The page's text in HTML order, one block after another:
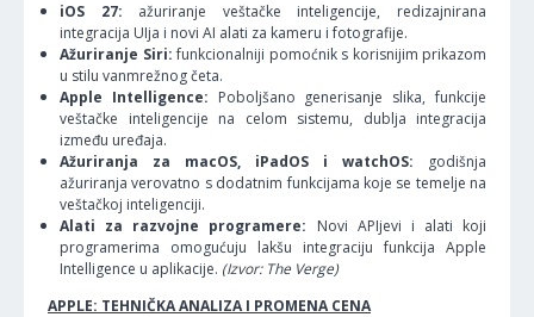
iOS 27: ažuriranje veštačke inteligencije, redizajnirana
integracija UIja i novi AI alati za kameru i fotografije.
Ažuriranje Siri:funkcionalniji pomoćnik s korisnijim prikazom
u stilu vanmrežnog četa.
Apple Intelligence: Poboljšano generisanje slika, funkcije
veštačke inteligencije na celom sistemu, dublja integracija
između uređaja.
Ažuriranja za macOS, iPadOS i watchOS:
godišnja
ažuriranja verovatno s dodatnim funkcijama koje se temelje na
veštačkoj inteligenciji.
Alati za razvojne programere: Novi APIjevi i alati koji
programerima omogućuju lakšu integraciju funkcija Apple
Intelligence u aplikacije. (Izvor: The Verge)
APPLE: TEHNIČKA ANALIZA I PROMENA CENA